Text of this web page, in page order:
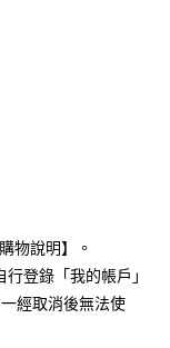
「AFTEE先享後付」
，可透過四大超商／
成。
要取消訂單，請聯絡
顯示為準，若有關於
繫「AFTEE先享後付
support/home
相關給付款項請求債
物說明】。
登錄「我的帳戶」
經取消後無法使